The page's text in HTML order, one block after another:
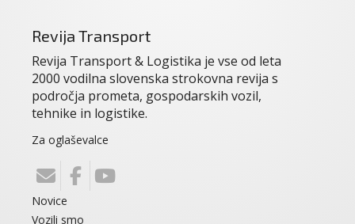
Revija Transport
Revija Transport & Logistika je vse od leta
2000 vodilna slovenska strokovna revija s
področja prometa, gospodarskih vozil,
tehnike in logistike.
Za oglaševalce
Novice
Vozili smo